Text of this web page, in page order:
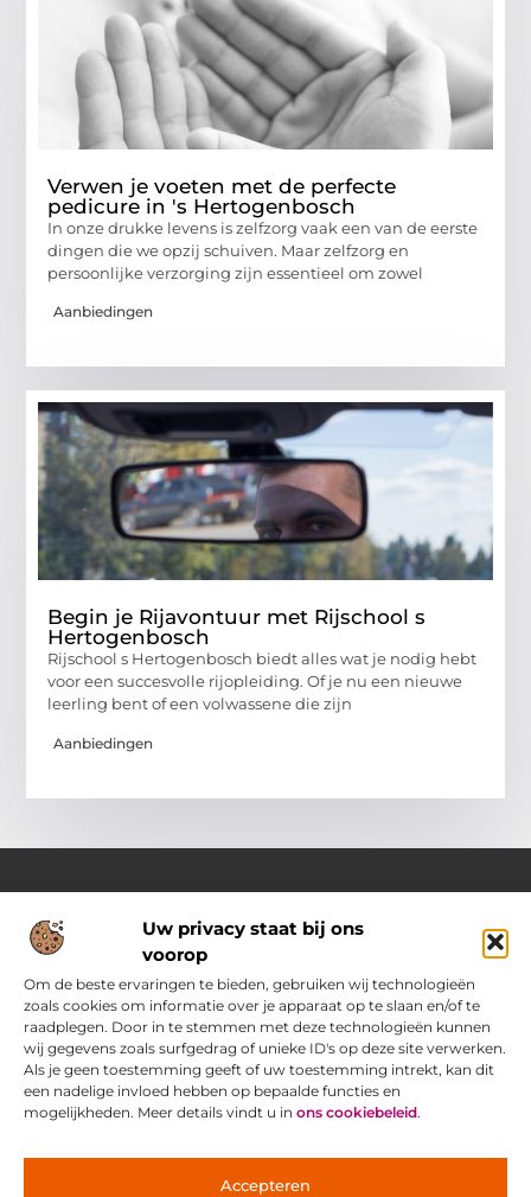
Uw privacy staat bij ons
voorop
Om de beste ervaringen te bieden, gebruiken wij technologieën
zoals cookies om informatie over je apparaat op te slaan en/of te
raadplegen. Door in te stemmen met deze technologieën kunnen
wij gegevens zoals surfgedrag of unieke ID's op deze site verwerken.
Als je geen toestemming geeft of uw toestemming intrekt, kan dit
een nadelige invloed hebben op bepaalde functies en
mogelijkheden. Meer details vindt u in ons cookiebeleid.
Accepteren
Verwen je voeten met de perfecte
pedicure in 's Hertogenbosch
In onze drukke levens is zelfzorg vaak een van de eerste
dingen die we opzij schuiven. Maar zelfzorg en
persoonlijke verzorging zijn essentieel om zowel
Aanbiedingen
Begin je Rijavontuur met Rijschool s
Hertogenbosch
Rijschool s Hertogenbosch biedt alles wat je nodig hebt
voor een succesvolle rijopleiding. Of je nu een nieuwe
leerling bent of een volwassene die zijn
Aanbiedingen
Over Pass4sure.nl
Jouw bron voor slimme inzichten en praktische tips
Verken een gevarieerd aanbod aan blogs en artikelen die je
dagelijks ondersteunen met bruikbare adviezen, slimme
strategieën en verrassende perspectieven om het beste uit
jezelf.
Main Links
Bericht categorie